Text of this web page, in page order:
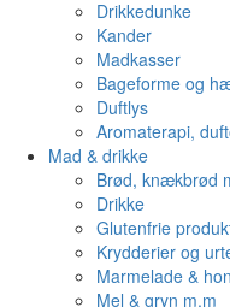
Drikkedunke
Kander
Madkasser
Bageforme og
Duftlys
Aromaterapi,
Mad & drikke
Brød, knækbrød
Drikke
Glutenfrie
Krydderier og
Marmelade &
Mel & gryn m.m